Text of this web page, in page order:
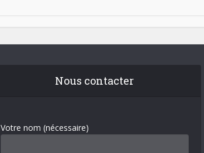
Nous contacter
Votre nom (nécessaire)